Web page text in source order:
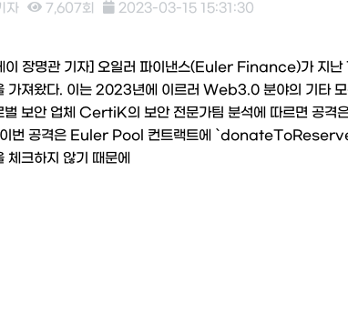
자 7,607회 2023-03-15 15:31:30
이 장명관 기자] 오일러 파이낸스(Euler Finance)가 지
가져왔다. 이는 2023년에 이르러 Web3.0 분야의 기타
벌 보안 업체 CertiK의 보안 전문가팀 분석에 따르면 공격
이번 공격은 Euler Pool 컨트랙트에
체크하지 않기 때문에